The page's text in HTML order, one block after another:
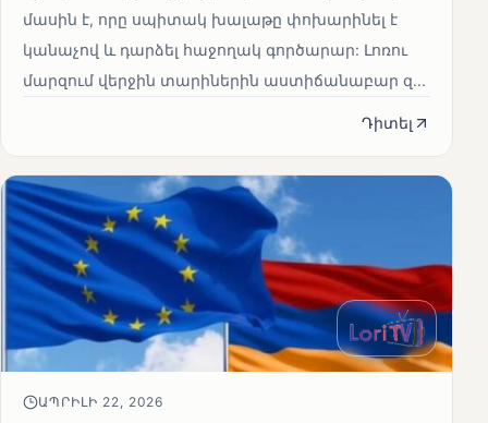
մասին է, որը սպիտակ խալաթը փոխարինել է
կանաչով և դարձել հաջողակ գործարար: Լոռու
մարզում վերջին տարիներին աստիճանաբար զ...
Դիտել
ԱՊՐԻԼԻ 22, 2026